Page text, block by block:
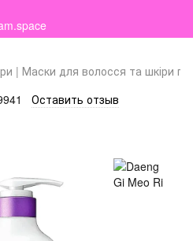
| Маски для волосся та шкіри
Оставить отзыв